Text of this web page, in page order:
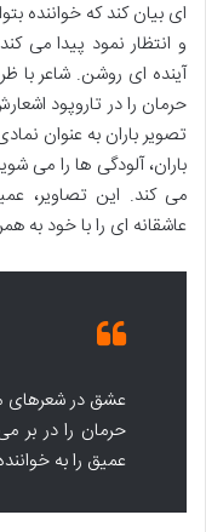
ای بیان کند که خواننده
و انتظار نمود پیدا می
آینده ای روشن. شاعر با
حرمان را در تاروپود
تصویر باران به عنوان
باران، آلودگی ها را می
می کند. این
عاشقانه ای را با خود به
عشق در شعرهای
حرمان را در بر
عمیق را به